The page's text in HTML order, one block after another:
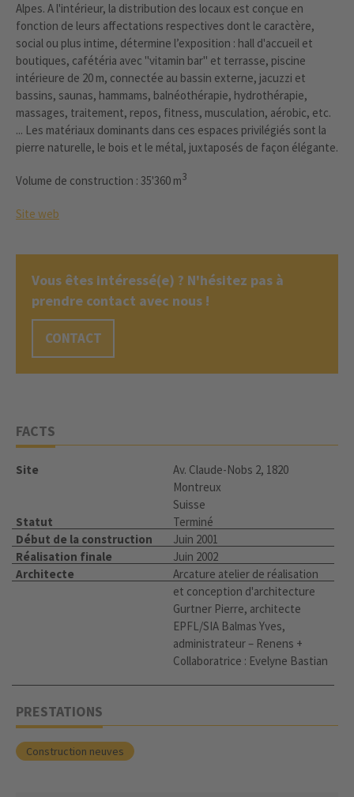
Alpes. A l'intérieur, la distribution des locaux est conçue en
fonction de leurs affectations respectives dont le caractère,
social ou plus intime, détermine l’exposition : hall d'accueil et
boutiques, cafétéria avec "vitamin bar" et terrasse, piscine
intérieure de 20 m, connectée au bassin externe, jacuzzi et
bassins, saunas, hammams, balnéothérapie, hydrothérapie,
massages, traitement, repos, fitness, musculation, aérobic, etc.
... Les matériaux dominants dans ces espaces privilégiés sont la
pierre naturelle, le bois et le métal, juxtaposés de façon élégante.
Volume de construction : 35'360 m3
Site web
Vous êtes intéressé(e) ? N'hésitez pas à
prendre contact avec nous !
CONTACT
FACTS
Site
Av. Claude-Nobs 2, 1820
Montreux
Suisse
Statut
Terminé
Début de la construction
Juin 2001
Réalisation finale
Juin 2002
Architecte
Arcature atelier de réalisation
et conception d'architecture
Gurtner Pierre, architecte
EPFL/SIA Balmas Yves,
administrateur – Renens +
Collaboratrice : Evelyne Bastian
PRESTATIONS
Construction neuves